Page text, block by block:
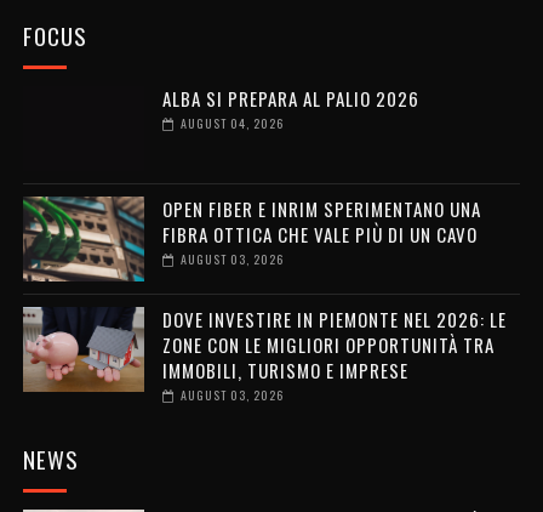
FOCUS
ALBA SI PREPARA AL PALIO 2026
AUGUST 04, 2026
OPEN FIBER E INRIM SPERIMENTANO UNA
FIBRA OTTICA CHE VALE PIÙ DI UN CAVO
AUGUST 03, 2026
DOVE INVESTIRE IN PIEMONTE NEL 2026: LE
ZONE CON LE MIGLIORI OPPORTUNITÀ TRA
IMMOBILI, TURISMO E IMPRESE
AUGUST 03, 2026
NEWS